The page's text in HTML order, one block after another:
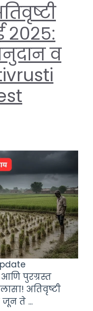
२०२५:
व
आणि पुरग्रस्त
अतिवृष्टी
ते ...